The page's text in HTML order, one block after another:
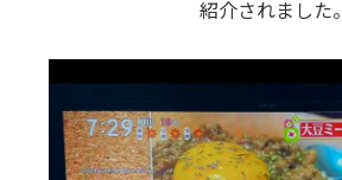
紹介されました。